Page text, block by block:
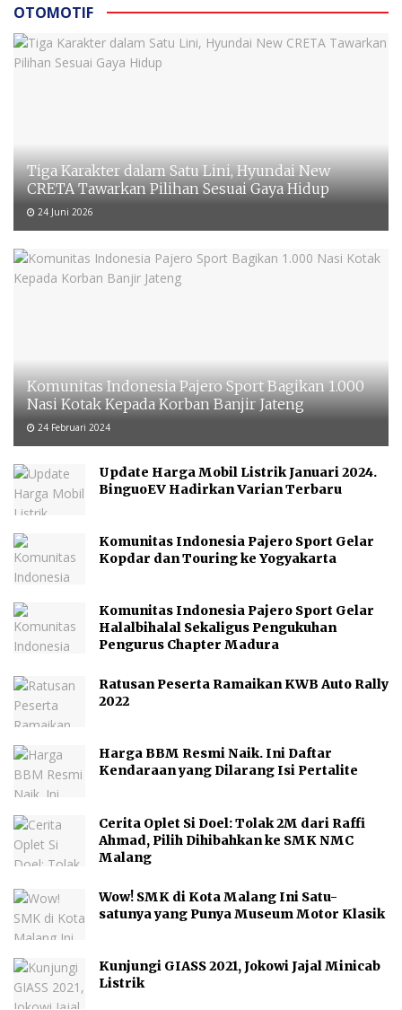
OTOMOTIF
Tiga Karakter dalam Satu Lini, Hyundai New
CRETA Tawarkan Pilihan Sesuai Gaya Hidup
24 Juni 2026
Komunitas Indonesia Pajero Sport Bagikan 1.000
Nasi Kotak Kepada Korban Banjir Jateng
24 Februari 2024
Update Harga Mobil Listrik Januari 2024.
BinguoEV Hadirkan Varian Terbaru
Komunitas Indonesia Pajero Sport Gelar
Kopdar dan Touring ke Yogyakarta
Komunitas Indonesia Pajero Sport Gelar
Halalbihalal Sekaligus Pengukuhan
Pengurus Chapter Madura
Ratusan Peserta Ramaikan KWB Auto Rally
2022
Harga BBM Resmi Naik. Ini Daftar
Kendaraan yang Dilarang Isi Pertalite
Cerita Oplet Si Doel: Tolak 2M dari Raffi
Ahmad, Pilih Dihibahkan ke SMK NMC
Malang
Wow! SMK di Kota Malang Ini Satu-
satunya yang Punya Museum Motor Klasik
Kunjungi GIASS 2021, Jokowi Jajal Minicab
Listrik